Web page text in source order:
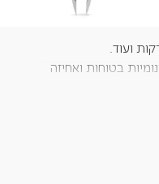
ועוד.
בטוחות ואחיזה
לאחסון קל